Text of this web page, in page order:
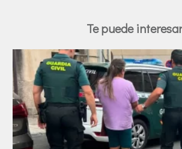
Te puede interesar